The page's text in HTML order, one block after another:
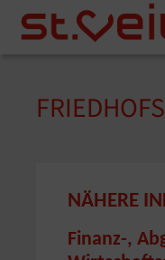
Zum Inhalt springen
Zum Seitenende
You are here:
NÄHERE
Finanz-,